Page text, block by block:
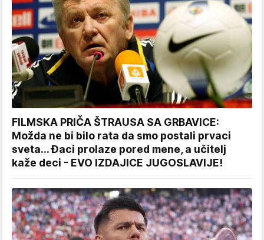
FILMSKA PRIČA ŠTRAUSA SA GRBAVICE:
Možda ne bi bilo rata da smo postali prvaci
sveta... Đaci prolaze pored mene, a učitelj
kaže deci - EVO IZDAJICE JUGOSLAVIJE!